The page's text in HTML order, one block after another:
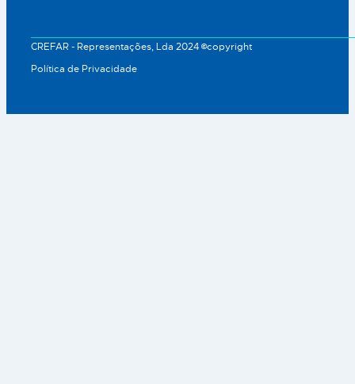
CREFAR - Representações, Lda 2024 ©copyright
Política de Privacidade